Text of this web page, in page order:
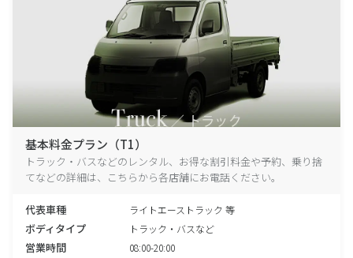
基本料金プラン（T1）
トラック・バスなどのレンタル、お得な割引料金や予約、乗り捨
てなどの詳細は、こちらから各店舗にお電話ください。
代表車種 ライトエーストラック 等
ボディタイプ トラック・バスなど
営業時間 08:00-20:00